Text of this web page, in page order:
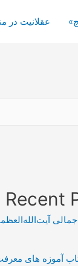
عقلانیت در
Recent
آموزه های